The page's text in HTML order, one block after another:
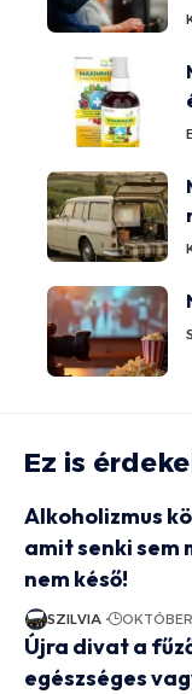
Ez is
Alkoholizmus
amit senki sem
nem késő!
SZILVIA
Újra divat a
egészséges